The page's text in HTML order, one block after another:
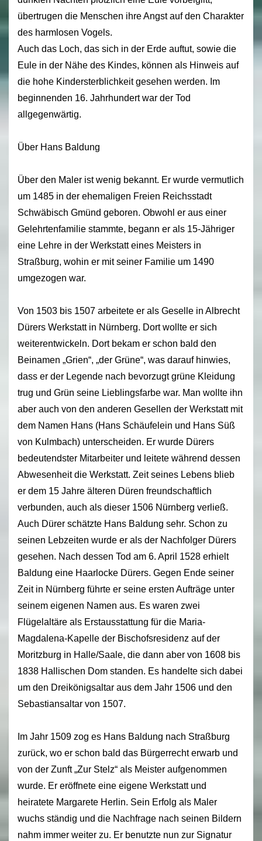
übertrugen die Menschen ihre Angst auf den Charakter
des harmlosen Vogels.
Auch das Loch, das sich in der Erde auftut, sowie die
Eule in der Nähe des Kindes, können als Hinweis auf
die hohe Kindersterblichkeit gesehen werden. Im
beginnenden 16. Jahrhundert war der Tod
allgegenwärtig.
Über Hans Baldung
Über den Maler ist wenig bekannt. Er wurde vermutlich
um 1485 in der ehemaligen Freien Reichsstadt
Schwäbisch Gmünd geboren. Obwohl er aus einer
Gelehrtenfamilie stammte, begann er als 15-Jähriger
eine Lehre in der Werkstatt eines Meisters in
Straßburg, wohin er mit seiner Familie um 1490
umgezogen war.
Von 1503 bis 1507 arbeitete er als Geselle in Albrecht
Dürers Werkstatt in Nürnberg. Dort wollte er sich
weiterentwickeln. Dort bekam er schon bald den
Beinamen „Grien“, „der Grüne“, was darauf hinwies,
dass er der Legende nach bevorzugt grüne Kleidung
trug und Grün seine Lieblingsfarbe war. Man wollte ihn
aber auch von den anderen Gesellen der Werkstatt mit
dem Namen Hans (Hans Schäufelein und Hans Süß
von Kulmbach) unterscheiden. Er wurde Dürers
bedeutendster Mitarbeiter und leitete während dessen
Abwesenheit die Werkstatt. Zeit seines Lebens blieb
er dem 15 Jahre älteren Düren freundschaftlich
verbunden, auch als dieser 1506 Nürnberg verließ.
Auch Dürer schätzte Hans Baldung sehr. Schon zu
seinen Lebzeiten wurde er als der Nachfolger Dürers
gesehen. Nach dessen Tod am 6. April 1528 erhielt
Baldung eine Haarlocke Dürers. Gegen Ende seiner
Zeit in Nürnberg führte er seine ersten Aufträge unter
seinem eigenen Namen aus. Es waren zwei
Flügelaltäre als Erstausstattung für die Maria-
Magdalena-Kapelle der Bischofsresidenz auf der
Moritzburg in Halle/Saale, die dann aber von 1608 bis
1838 Hallischen Dom standen. Es handelte sich dabei
um den Dreikönigsaltar aus dem Jahr 1506 und den
Sebastiansaltar von 1507.
Im Jahr 1509 zog es Hans Baldung nach Straßburg
zurück, wo er schon bald das Bürgerrecht erwarb und
von der Zunft „Zur Stelz“ als Meister aufgenommen
wurde. Er eröffnete eine eigene Werkstatt und
heiratete Margarete Herlin. Sein Erfolg als Maler
wuchs ständig und die Nachfrage nach seinen Bildern
nahm immer weiter zu. Er benutzte nun zur Signatur